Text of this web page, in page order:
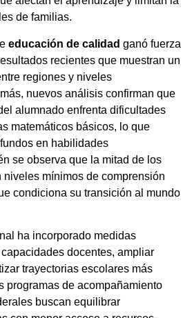
de familias.
educación de calidad ganó fuerza
recientes que muestran un
regiones y niveles
nuevos análisis confirman que
alumnado enfrenta dificultades
matemáticos básicos, lo que
en habilidades
se observa que la mitad de los
niveles mínimos de comprensión
condiciona su transición al mundo
ha incorporado medidas
docentes, ampliar
trayectorias escolares más
programas de acompañamiento
buscan equilibrar